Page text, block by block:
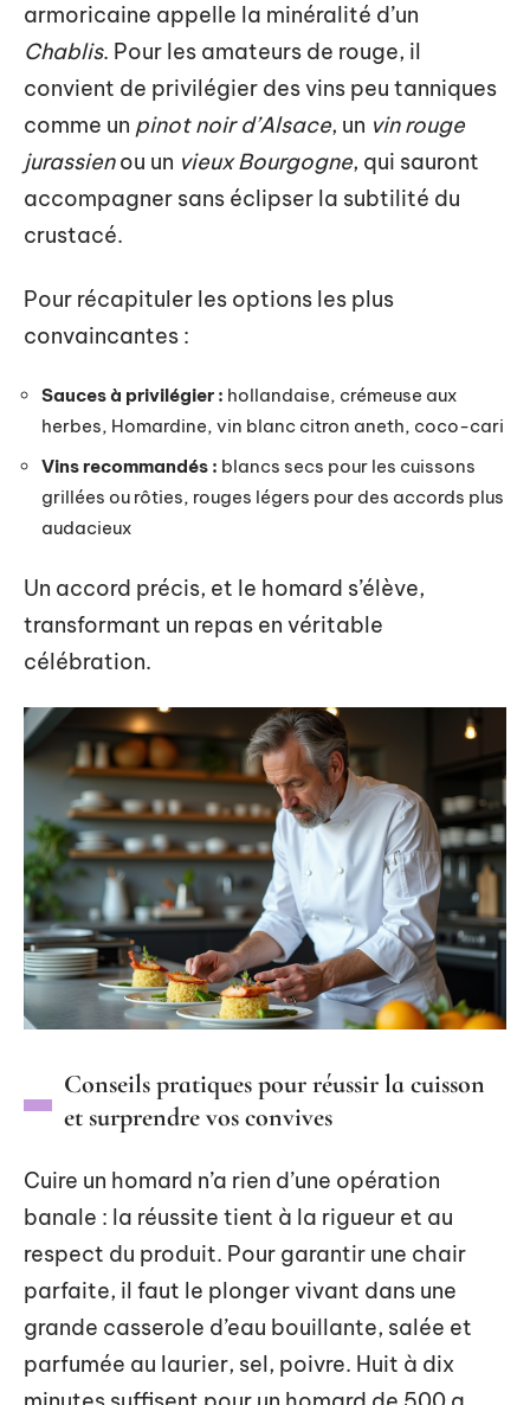
armoricaine appelle la minéralité d’un
Chablis. Pour les amateurs de rouge, il
convient de privilégier des vins peu tanniques
comme un pinot noir d’Alsace, un vin rouge
jurassienou un vieux Bourgogne, qui sauront
accompagner sans éclipser la subtilité du
crustacé.
Pour récapituler les options les plus
convaincantes :
Sauces à privilégier : hollandaise, crémeuse aux
herbes, Homardine, vin blanc citron aneth, coco-cari
Vins recommandés : blancs secs pour les cuissons
grillées ou rôties, rouges légers pour des accords plus
audacieux
Un accord précis, et le homard s’élève,
transformant un repas en véritable
célébration.
Conseils pratiques pour réussir la cuisson
et surprendre vos convives
Cuire un homard n’a rien d’une opération
banale : la réussite tient à la rigueur et au
respect du produit. Pour garantir une chair
parfaite, il faut le plonger vivant dans une
grande casserole d’eau bouillante, salée et
parfumée au laurier, sel, poivre. Huit à dix